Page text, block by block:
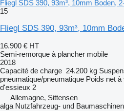
Fliegl SDS 390, 93m³, 10mm Boden,
15
Fliegl SDS 390, 93m³, 10mm
16.900 € HT
Semi-remorque à plancher mobile
2018
Capacité de charge 24.200 kg
pneumatique/pneumatique Poids net à
d'essieux 2
Allemagne, Sittensen
alga Nutzfahrzeug- und